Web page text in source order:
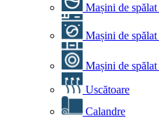
Mașini de
Mașini de
Mașini de
Uscătoare
Calandre